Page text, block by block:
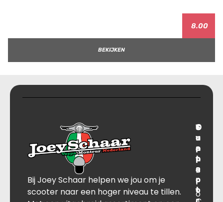
8.00
BEKIJKEN
Bij Joey Schaar helpen we jou om je
scooter naar een hoger niveau te tillen.
T
r
a
n
s
p
o
O
v
e
r
B
l
o
S
u
p
p
o
r
t
C
o
n
t
a
c
t